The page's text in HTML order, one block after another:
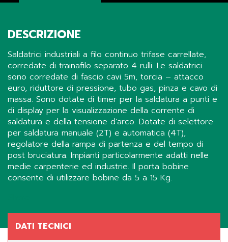
DESCRIZIONE
Saldatrici industriali a filo continuo trifase carrellate,
corredate di trainafilo separato 4 rulli. Le saldatrici
sono corredate di fascio cavi 5m, torcia – attacco
euro, riduttore di pressione, tubo gas, pinza e cavo di
massa. Sono dotate di timer per la saldatura a punti e
di display per la visualizzazione della corrente di
saldatura e della tensione d’arco. Dotate di selettore
per saldatura manuale (2T) e automatica (4T),
regolatore della rampa di partenza e del tempo di
post bruciatura. Impianti particolarmente adatti nelle
medie carpenterie ed industrie. Il porta bobine
consente di utilizzare bobine da 5 a 15 Kg.
DATI TECNICI